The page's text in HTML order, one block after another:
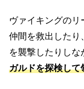
ヴァイキングの
仲間を救出したり
を襲撃したりしな
ガルドを探検して